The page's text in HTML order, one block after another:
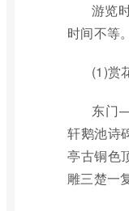
游览
时间不等。
(1)赏
东门
轩鹅池诗
亭古铜色
雕三楚一